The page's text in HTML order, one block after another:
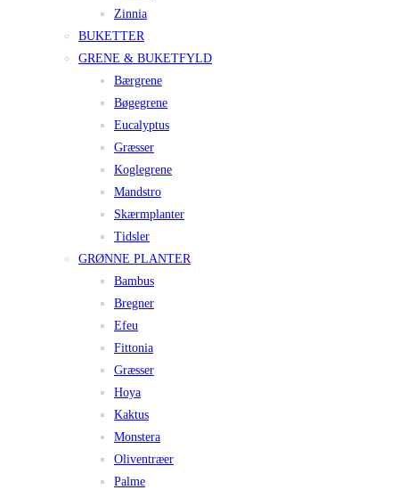
Zinnia
BUKETTER
GRENE & BUKETFYLD
Bærgrene
Bøgegrene
Eucalyptus
Græsser
Koglegrene
Mandstro
Skærmplanter
Tidsler
GRØNNE PLANTER
Bambus
Bregner
Efeu
Fittonia
Græsser
Hoya
Kaktus
Monstera
Oliventræer
Palme